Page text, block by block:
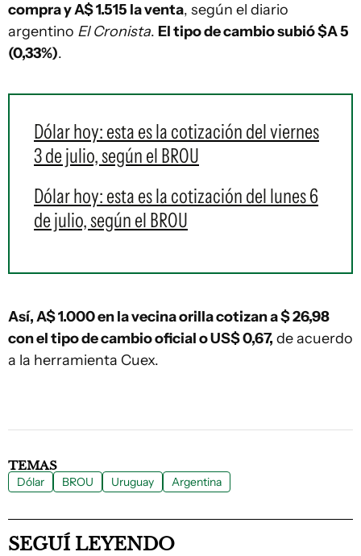
compra y A$ 1.515 la venta, según el diario
argentino El Cronista. El tipo de cambio subió $A 5
(0,33%).
Dólar hoy: esta es la cotización del viernes
3 de julio, según el BROU
Dólar hoy: esta es la cotización del lunes 6
de julio, según el BROU
Así, A$ 1.000 en la vecina orilla cotizan a $ 26,98
con el tipo de cambio oficial o US$ 0,67, de acuerdo
a la herramienta Cuex.
TEMAS
Dólar BROU Uruguay Argentina
SEGUÍ LEYENDO